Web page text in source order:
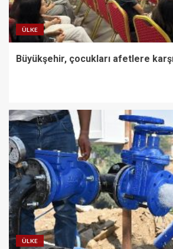
ÜLKE
Büyükşehir, çocukları afetlere
ÜLKE